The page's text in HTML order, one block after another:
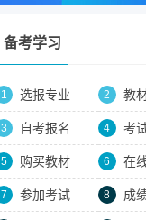
用
备考学习
1 选报专业 2 教
3 自考报名 4 考
5 购买教材 6 在
7 参加考试 8 成